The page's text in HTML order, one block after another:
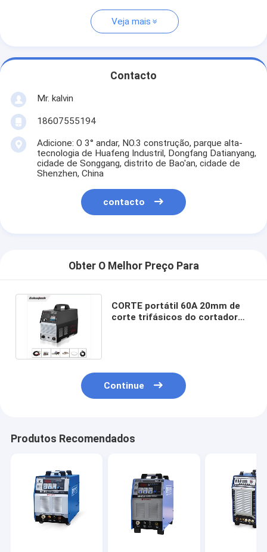
Veja mais
Contacto
Mr. kalvin
18607555194
Adicione: O 3° andar, NO.3 construção, parque alta-
tecnologia de Huafeng Industril, Dongfang Datianyang,
cidade de Songgang, distrito de Bao'an, cidade de
Shenzhen, China
contacto
Obter O Melhor Preço Para
CORTE portátil 60A 20mm de
corte trifásicos do cortador
Continue
Produtos Recomendados